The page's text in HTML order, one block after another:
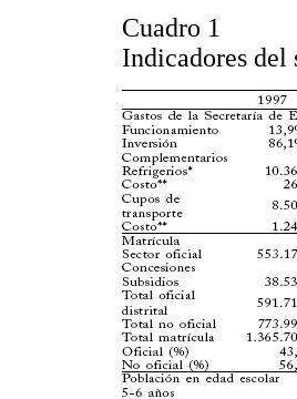
Cuadro 1
Indicadores del